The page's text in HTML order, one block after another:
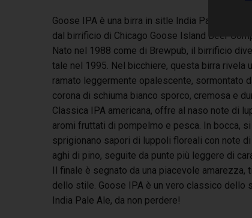
Goose IPA è una birra in sitle India Pale Ale é
dal birrificio di Chicago Goose Island Beer
Nato nel 1988 come di Brewpub, il birrificio
tale nel 1995. Nel bicchiere, questa birra rivela
ramato leggermente opalescente, sormontato
corona di schiuma bianco sporco, cremosa e
Classica IPA americana, offre al naso note di
aromi fruttati di pompelmo e pesca. In bocca, si
sprigionano sapori di luppoli floreali con note
aghi di pino, seguite da punte più leggere di
Il finale è segnato da una piacevole amarezza,
dello stile. Goose IPA è un vero classico dello
India Pale Ale, da non perdere!